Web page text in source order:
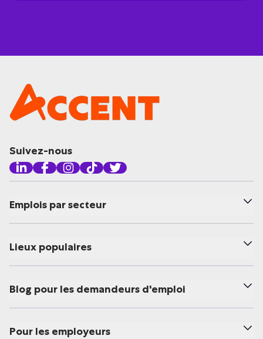
Suivez-nous
Emplois par secteur
Lieux populaires
Blog pour les demandeurs d'emploi
Pour les employeurs